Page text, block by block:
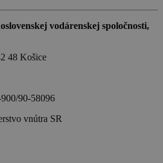
vodárenskej spoločnosti,
48 Košice
90-58096
vnútra SR